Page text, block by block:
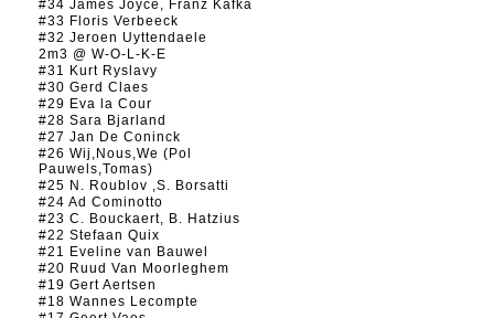
#34 James Joyce, Franz Kafka
#33 Floris Verbeeck
#32 Jeroen Uyttendaele
2m3 @ W-O-L-K-E
#31 Kurt Ryslavy
#30 Gerd Claes
#29 Eva la Cour
#28 Sara Bjarland
#27 Jan De Coninck
#26 Wij,Nous,We (Pol
Pauwels,Tomas)
#25 N. Roublov ,S. Borsatti
#24 Ad Cominotto
#23 C. Bouckaert, B. Hatzius
#22 Stefaan Quix
#21 Eveline van Bauwel
#20 Ruud Van Moorleghem
#19 Gert Aertsen
#18 Wannes Lecompte